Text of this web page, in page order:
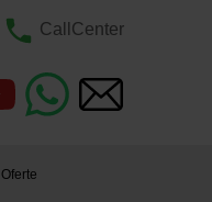
CallCenter
Oferte